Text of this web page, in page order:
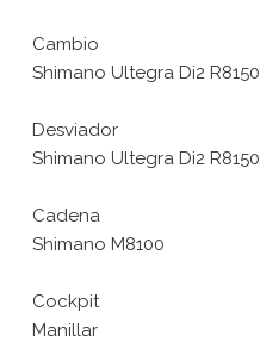
Cambio
Shimano Ultegra Di2 R8150
Desviador
Shimano Ultegra Di2 R8150
Cadena
Shimano M8100
Cockpit
Manillar